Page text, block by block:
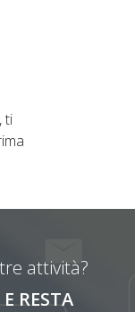
ti
attività?
RESTA